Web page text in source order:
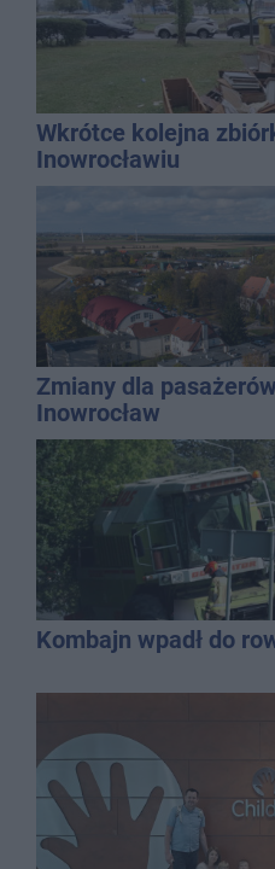
Wkrótce kolejna
Inowrocławiu
Zmiany dla
Inowrocław
Kombajn wpadł do